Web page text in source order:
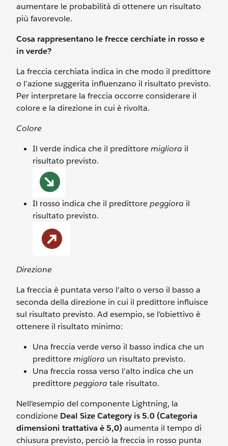
aumentare le probabilità di ottenere un risultato
più favorevole.
Cosa rappresentano le frecce cerchiate in rosso e
in verde?
La freccia cerchiata indica in che modo il predittore
o l'azione suggerita influenzano il risultato previsto.
Per interpretare la freccia occorre considerare il
colore e la direzione in cui è rivolta.
Colore
Il verde indica che il predittoremigliora il
risultato previsto.
Il rosso indica che il predittorepeggiora il
risultato previsto.
Direzione
La freccia è puntata verso l'alto o verso il basso a
seconda della direzione in cui il predittore influisce
sul risultato previsto. Ad esempio, se l'obiettivo è
ottenere il risultato minimo:
Una freccia verde verso il basso indica che un
predittoremigliora un risultato previsto.
Una freccia rossa verso l'alto indica che un
predittorepeggiora tale risultato.
Nell'esempio del componente Lightning, la
condizione Deal Size Category is 5.0 (Categoria
dimensioni trattativa è 5,0)aumenta il tempo di
chiusura previsto, perciò la freccia in rosso punta